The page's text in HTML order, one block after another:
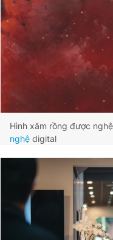
Hình xăm rồng được
nghệ digital